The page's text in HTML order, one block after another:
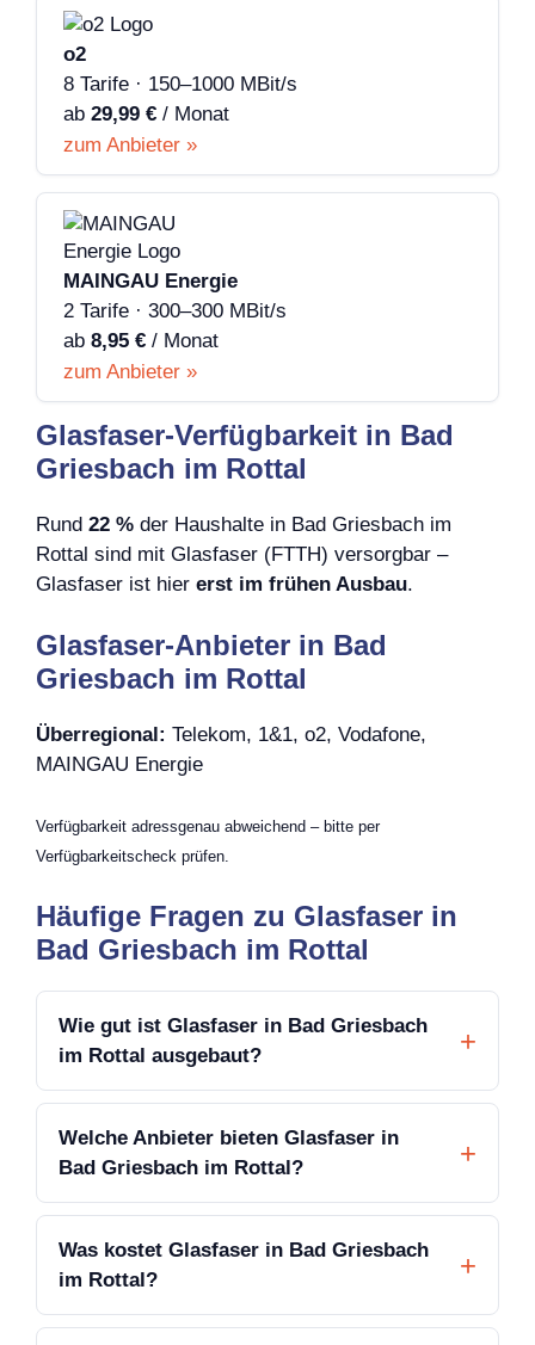
o2
8 Tarife · 150–1000 MBit/s
ab 29,99 € / Monat
zum Anbieter »
MAINGAU Energie
2 Tarife · 300–300 MBit/s
ab 8,95 € / Monat
zum Anbieter »
Glasfaser-Verfügbarkeit in Bad
Griesbach im Rottal
Rund 22 % der Haushalte in Bad Griesbach im
Rottal sind mit Glasfaser (FTTH) versorgbar –
Glasfaser ist hier erst im frühen Ausbau.
Glasfaser-Anbieter in Bad
Griesbach im Rottal
Überregional: Telekom, 1&1, o2, Vodafone,
MAINGAU Energie
Verfügbarkeit adressgenau abweichend – bitte per
Verfügbarkeitscheck prüfen.
Häufige Fragen zu Glasfaser in
Bad Griesbach im Rottal
Wie gut ist Glasfaser in Bad Griesbach
im Rottal ausgebaut?
Welche Anbieter bieten Glasfaser in
Bad Griesbach im Rottal?
Was kostet Glasfaser in Bad Griesbach
im Rottal?